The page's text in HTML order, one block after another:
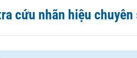
cứu nhãn hiệu